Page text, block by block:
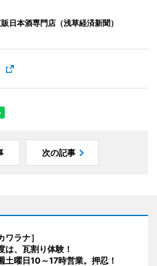
日本酒専門店（浅草経済新聞）
次の記事
ワラナ］
は、瓦割り体験！
土曜日10～17時営業。押忍！